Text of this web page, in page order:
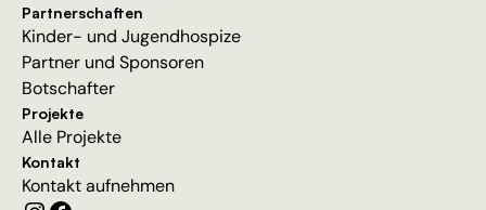
Partnerschaften
Kinder- und Jugendhospize
Partner und Sponsoren
Botschafter
Projekte
Alle Projekte
Kontakt
Kontakt aufnehmen